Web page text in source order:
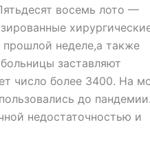
восемь лото —
неделе,а также
заставляют
число более 3400. На
до
недостаточностью и